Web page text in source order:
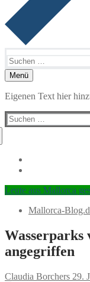
nach:
Menü
Eigenen Text hier
Suchen
nach:
Leute aus Mallorca
Mallorca-
angegriffen
Claudia Borchers 29.